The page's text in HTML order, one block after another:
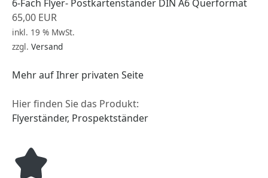
6-Fach Flyer- Postkartenständer DIN A6 Querformat
65,00 EUR
inkl. 19 % MwSt.
zzgl. Versand
Mehr auf Ihrer privaten Seite
Hier finden Sie das Produkt:
Flyerständer, Prospektständer